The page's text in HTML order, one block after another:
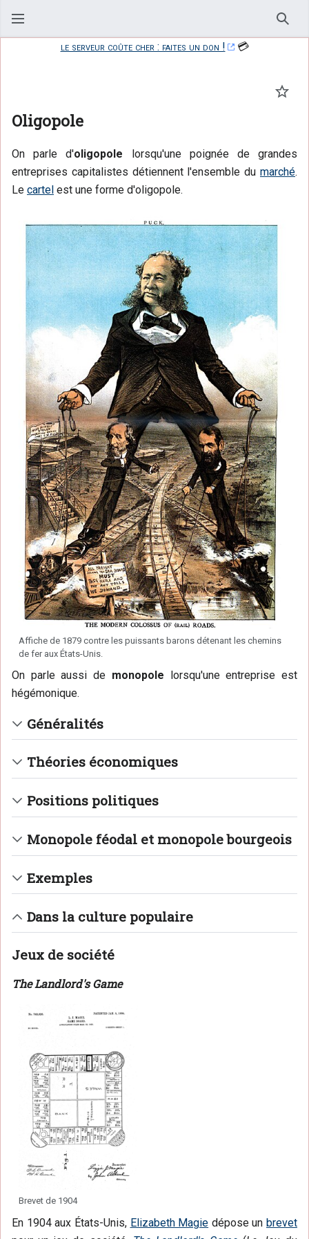
le serveur coûte cher : faites un don !
💳
Oligopole
On parle d'oligopole lorsqu'une poignée de grandes
entreprises capitalistes détiennent l'ensemble du marché.
Le cartel est une forme d'oligopole.
Affiche de 1879 contre les puissants barons détenant les chemins
de fer aux États-Unis.
On parle aussi de monopole lorsqu'une entreprise est
hégémonique.
Généralités
Théories économiques
Positions politiques
Monopole féodal et monopole bourgeois
Exemples
Dans la culture populaire
Jeux de société
The Landlord's Game
Brevet de 1904
En 1904 aux États-Unis, Elizabeth Magie dépose un brevet